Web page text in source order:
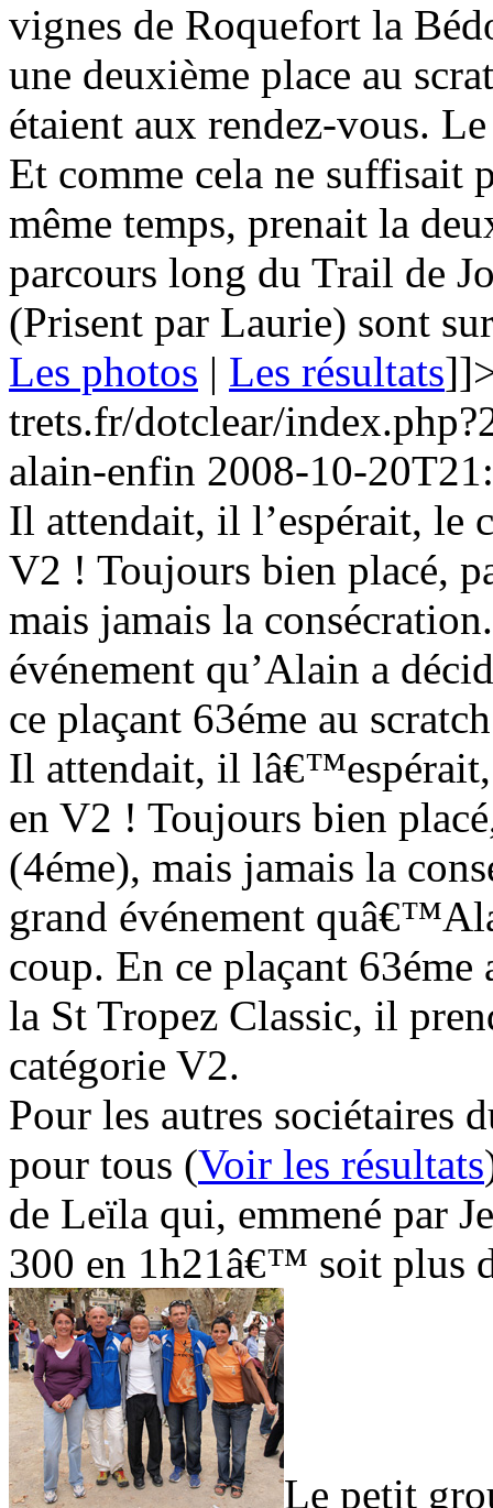
vignes de Roquefort la
une deuxième place au
étaient aux rendez-vous.
Et comme cela ne suffisait
même temps, prenait la
parcours long du Trail de
(Prisent par Laurie) sont
Les photos | Les résultats
trets.fr/dotclear/
alain-enfin 2008-10-
Il attendait, il l’espérait, le
V2 ! Toujours bien placé,
mais jamais la
événement qu’Alain a
ce plaçant 63éme au
Il attendait, il lâ€™espérait,
en V2 ! Toujours bien
(4éme), mais jamais la
grand événement
coup. En ce plaçant
la St Tropez Classic, il
catégorie V2.
Pour les autres sociétaires
pour tous (Voir les résultats
de Leïla qui, emmené par
300 en 1h21â€™ soit plus
Le petit